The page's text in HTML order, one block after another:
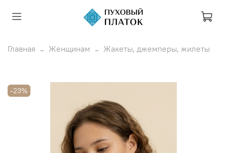
Главная Женщинам Жакеты, джемперы, жилеты
-23%